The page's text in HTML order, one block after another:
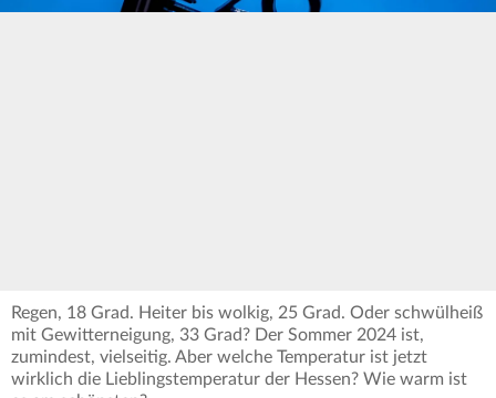
Regen, 18 Grad. Heiter bis wolkig, 25 Grad. Oder schwülheiß
mit Gewitterneigung, 33 Grad? Der Sommer 2024 ist,
zumindest, vielseitig. Aber welche Temperatur ist jetzt
wirklich die Lieblingstemperatur der Hessen? Wie warm ist